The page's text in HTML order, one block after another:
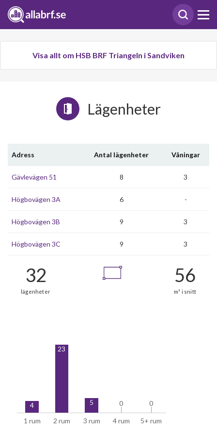
Visa allt om HSB BRF Triangeln i Sandviken
Lägenheter
Adress Antal lägenheter Våningar
Gävlevägen 51 8 3
Högbovägen 3A 6 -
Högbovägen 3B 9 3
Högbovägen 3C 9 3
32
1 rum 2 rum 3 rum 4 rum 5+ rum
4
23
5 0
0 0
0